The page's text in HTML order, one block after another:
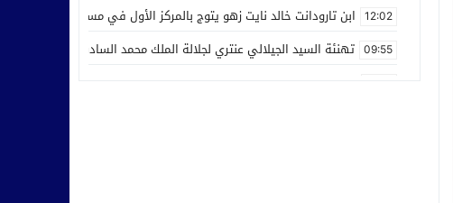
12:02 ابن تارودانت خالد نايت زهو يتوج بالمركز الأول في مسابقة “Creative Cup” بالولايات المتحدة
09:55 تهنئة السيد الجيلالي عنتري لجلالة الملك محمد السادس بمناسبة عيد